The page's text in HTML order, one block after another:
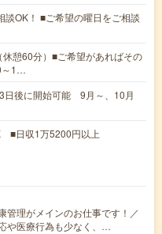
談OK！ ■ご希望の曜日をご相談
休憩60分）■ご希望があればその
～1…
後に開始可能 9月～、10月
日収1万5200円以上
管理がメインのお仕事です！／
や医療行為も少なく、…